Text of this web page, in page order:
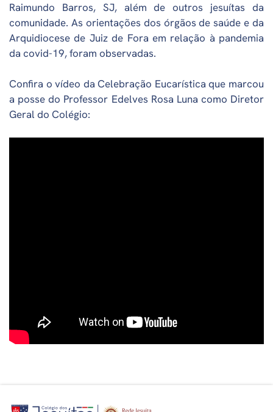
Raimundo Barros, SJ, além de outros jesuítas da
comunidade. As orientações dos órgãos de saúde e da
Arquidiocese de Juiz de Fora em relação à pandemia
da covid-19, foram observadas.
Confira o vídeo da Celebração Eucarística que marcou
a posse do Professor Edelves Rosa Luna como Diretor
Geral do Colégio: